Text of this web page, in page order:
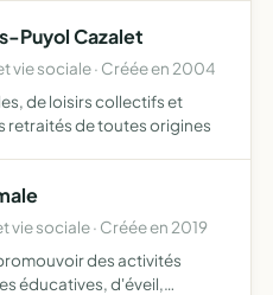
Puyol Cazalet
vie sociale · Créée en 2004
de loisirs collectifs et
retraités de toutes origines
vie sociale · Créée en 2019
des activités
éducatives, d'éveil,